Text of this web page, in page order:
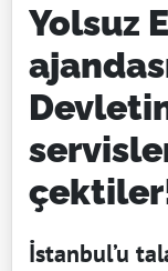
Yolsuz
İstanbul’u